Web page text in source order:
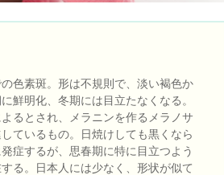
色素斑。形は不規則で、淡い褐色か
鮮明化、冬期には目立たなくなる。
るとされ、メラニンを作るメラノサ
ているもの。日焼けしても黒くなら
症するが、思春期に特に目立つよう
る。日本人には少なく、形状が似て